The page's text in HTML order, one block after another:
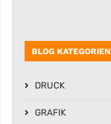
BLOG KATEGORIEN
DRUCK
GRAFIK